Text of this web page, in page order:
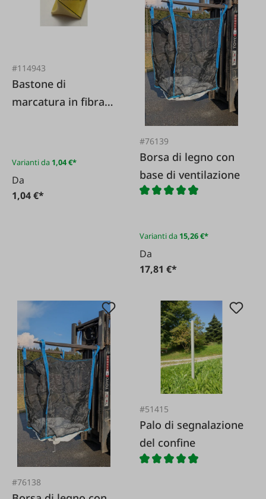
#114943
Bastone di
marcatura in fibra
Varianti da 1,04 €*
Da
1,04 €*
#76139
Borsa di legno con
base di ventilazione
Varianti da 15,26 €*
Da
17,81 €*
#76138
#51415
Palo di segnalazione
del confine